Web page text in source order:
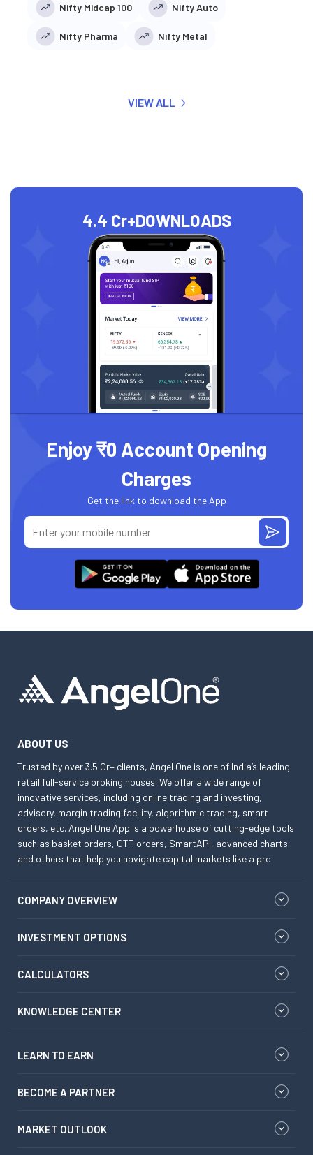
Nifty Midcap 100 Nifty Auto
Nifty Pharma Nifty Metal
VIEW ALL
4.4 Cr+DOWNLOADS
Enjoy ₹0 Account Opening
Charges
Get the link to download the App
ABOUT US
Trusted by over 3.5 Cr+ clients, Angel One is one of India’s leading
retail full-service broking houses. We offer a wide range of
innovative services, including online trading and investing,
advisory, margin trading facility, algorithmic trading, smart
orders, etc. Angel One App is a powerhouse of cutting-edge tools
such as basket orders, GTT orders, SmartAPI, advanced charts
and others that help you navigate capital markets like a pro.
COMPANY OVERVIEW
INVESTMENT OPTIONS
CALCULATORS
KNOWLEDGE CENTER
LEARN TO EARN
BECOME A PARTNER
MARKET OUTLOOK